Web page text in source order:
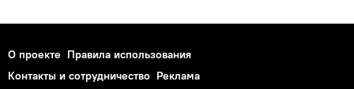
О проекте Правила использования
Контакты и сотрудничество Реклама